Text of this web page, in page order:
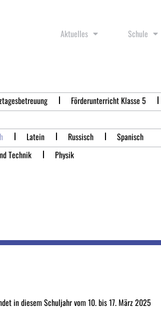
Aktuelles Schule
Förderunterricht Klasse 5
Latein Russisch
Spanisch
Technik Physik
in diesem Schuljahr vom 10. bis 17. März 2025